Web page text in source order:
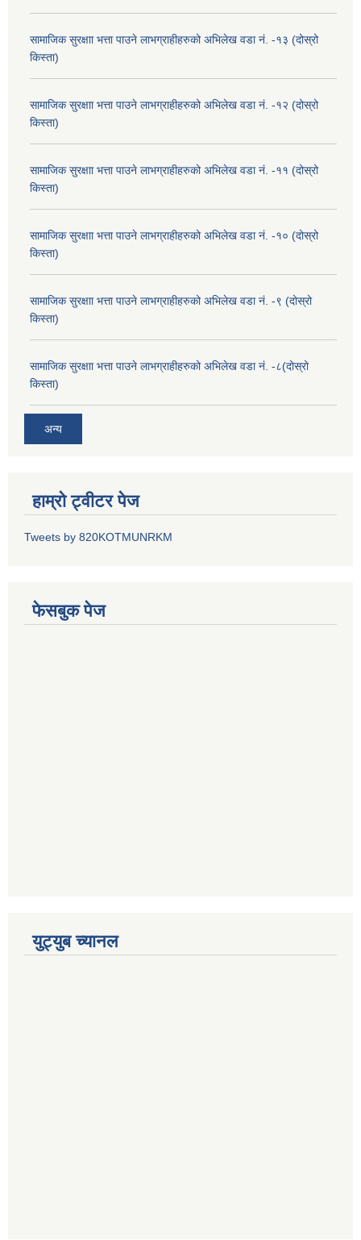
सामाजिक सुरक्षाा भत्ता पाउने लाभग्राहीहरुको अभिलेख वडा नं. -१३ (दोस्रो
किस्ता)
सामाजिक सुरक्षाा भत्ता पाउने लाभग्राहीहरुको अभिलेख वडा नं. -१२ (दोस्रो
किस्ता)
सामाजिक सुरक्षाा भत्ता पाउने लाभग्राहीहरुको अभिलेख वडा नं. -११ (दोस्रो
किस्ता)
सामाजिक सुरक्षाा भत्ता पाउने लाभग्राहीहरुको अभिलेख वडा नं. -१० (दोस्रो
किस्ता)
सामाजिक सुरक्षाा भत्ता पाउने लाभग्राहीहरुको अभिलेख वडा नं. -९ (दोस्रो
किस्ता)
सामाजिक सुरक्षाा भत्ता पाउने लाभग्राहीहरुको अभिलेख वडा नं. -८(दोस्रो
किस्ता)
अन्य
हाम्रो ट्वीटर पेज
Tweets by 820KOTMUNRKM
फेसबुक पेज
युट्युब च्यानल